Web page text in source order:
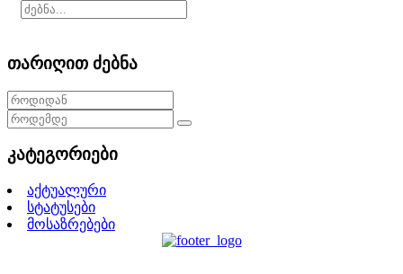
თარიღით ძებნა
კატეგორიები
აქტუალური
სტატუსები
მოსაზრებები